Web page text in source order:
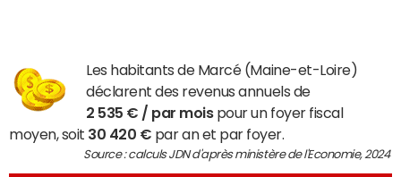
Les habitants de Marcé (Maine-et-Loire)
déclarent des revenus annuels de
2 535 € / par moispour un foyer fiscal
moyen, soit 30 420 € par an et par foyer.
Source : calculs JDN d'après ministère de l'Economie, 2024